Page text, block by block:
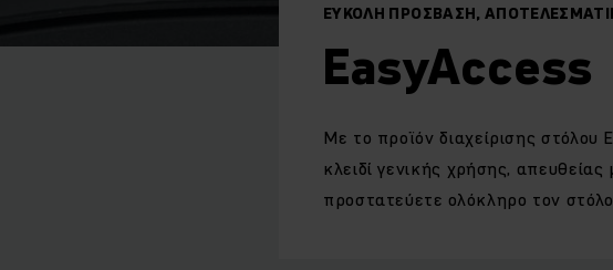
ΕΎΚΟΛΗ ΠΡΌΣΒΑΣΗ,
EasyAccess
Με το προϊόν διαχείρισης
κλειδί γενικής χρήσης,
προστατεύετε ολόκληρο τον